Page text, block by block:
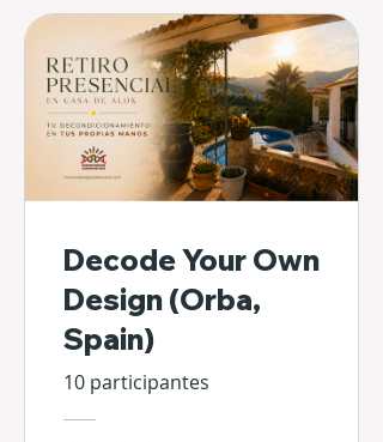
Decode Your Own
Design (Orba,
Spain)
10 participantes